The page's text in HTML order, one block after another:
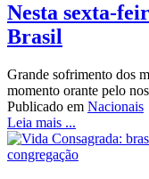
Nesta sexta-
Brasil
Grande sofrimento dos
momento orante pelo
Publicado em Nacionais
Leia mais ...